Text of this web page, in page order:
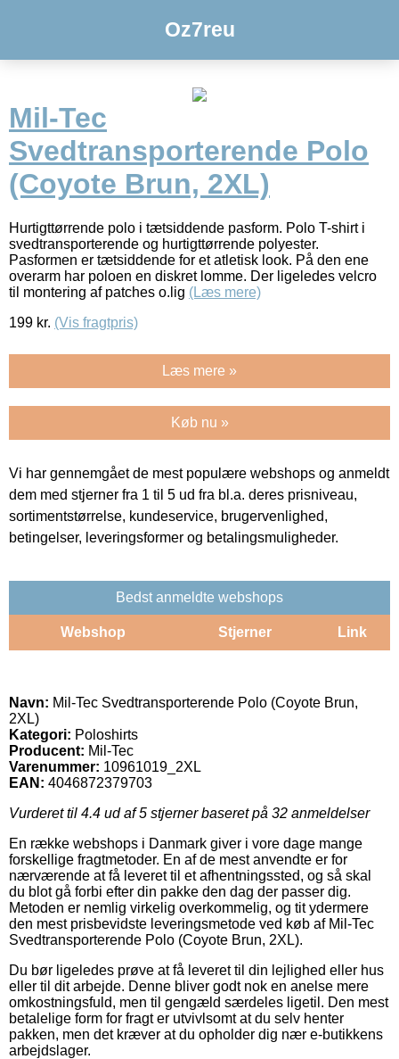
Oz7reu
Mil-Tec
Svedtransporterende Polo
(Coyote Brun, 2XL)
Hurtigttørrende polo i tætsiddende pasform. Polo T-shirt i
svedtransporterende og hurtigttørrende polyester.
Pasformen er tætsiddende for et atletisk look. På den ene
overarm har poloen en diskret lomme. Der ligeledes velcro
til montering af patches o.lig (Læs mere)
199 kr. (Vis fragtpris)
Læs mere »
Køb nu »
Vi har gennemgået de mest populære webshops og anmeldt
dem med stjerner fra 1 til 5 ud fra bl.a. deres prisniveau,
sortimentstørrelse, kundeservice, brugervenlighed,
betingelser, leveringsformer og betalingsmuligheder.
Bedst anmeldte webshops
Webshop Stjerner Link
Navn: Mil-Tec Svedtransporterende Polo (Coyote Brun,
2XL)
Kategori: Poloshirts
Producent: Mil-Tec
Varenummer: 10961019_2XL
EAN: 4046872379703
Vurderet til 4.4 ud af 5 stjerner baseret på 32 anmeldelser
En række webshops i Danmark giver i vore dage mange
forskellige fragtmetoder. En af de mest anvendte er for
nærværende at få leveret til et afhentningssted, og så skal
du blot gå forbi efter din pakke den dag der passer dig.
Metoden er nemlig virkelig overkommelig, og tit ydermere
den mest prisbevidste leveringsmetode ved køb af Mil-Tec
Svedtransporterende Polo (Coyote Brun, 2XL).
Du bør ligeledes prøve at få leveret til din lejlighed eller hus
eller til dit arbejde. Denne bliver godt nok en anelse mere
omkostningsfuld, men til gengæld særdeles ligetil. Den mest
betalelige form for fragt er utvivlsomt at du selv henter
pakken, men det kræver at du opholder dig nær e-butikkens
arbejdslager.